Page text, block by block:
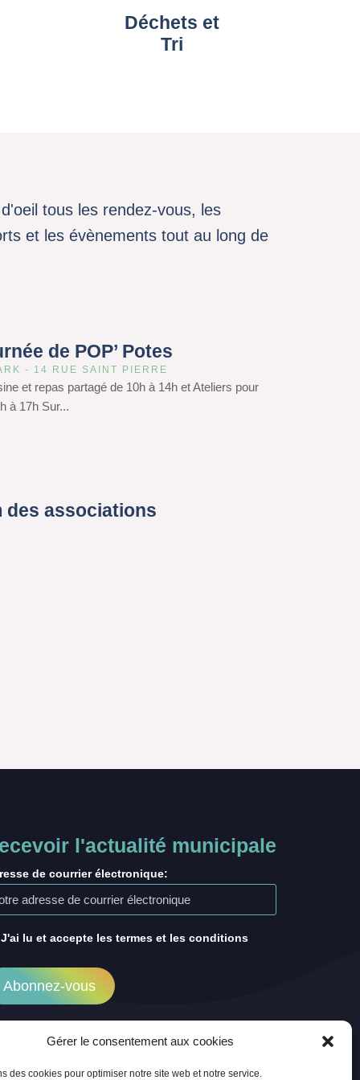
Gérer le consentement aux cookies
des cookies pour optimiser notre site web et notre service.
Déchets et
Tri
tous les rendez-vous, les
et les évènements tout au long de
de POP’ Potes
- 14 RUE SAINT PIERRE
et repas partagé de 10h à 14h et Ateliers pour
à 17h Sur...
des associations
l'actualité municipale
de courrier électronique:
J'ai lu et accepte les termes et les conditions